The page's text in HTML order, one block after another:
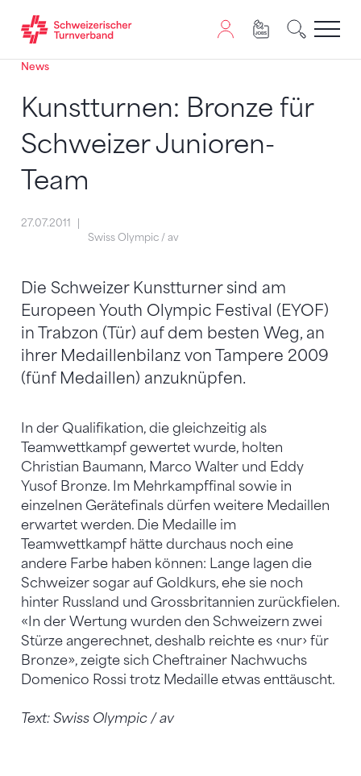
Zum Inhalt springen
Zur Sitemap navigieren
Zum Navigieren dieser Seite wird JavaScript benötigt.
News
Kunstturnen: Bronze für
Schweizer Junioren-
Team
27.07.2011
Swiss Olympic / av
Die Schweizer Kunstturner sind am
Europeen Youth Olympic Festival (EYOF)
in Trabzon (Tür) auf dem besten Weg, an
ihrer Medaillenbilanz von Tampere 2009
(fünf Medaillen) anzuknüpfen.
In der Qualifikation, die gleichzeitig als
Teamwettkampf gewertet wurde, holten
Christian Baumann, Marco Walter und Eddy
Yusof Bronze. Im Mehrkampffinal sowie in
einzelnen Gerätefinals dürfen weitere Medaillen
erwartet werden. Die Medaille im
Teamwettkampf hätte durchaus noch eine
andere Farbe haben können: Lange lagen die
Schweizer sogar auf Goldkurs, ehe sie noch
hinter Russland und Grossbritannien zurückfielen.
«In der Wertung wurden den Schweizern zwei
Stürze angerechnet, deshalb reichte es ‹nur› für
Bronze», zeigte sich Cheftrainer Nachwuchs
Domenico Rossi trotz Medaille etwas enttäuscht.
Text: Swiss Olympic / av